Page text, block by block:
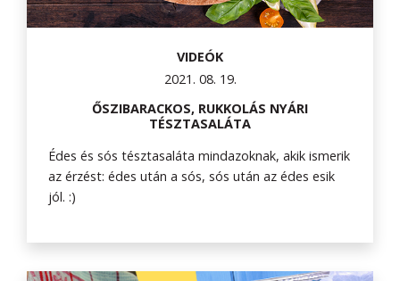
VIDEÓK
2021. 08. 19.
ŐSZIBARACKOS, RUKKOLÁS NYÁRI
TÉSZTASALÁTA
Édes és sós tésztasaláta mindazoknak, akik ismerik
az érzést: édes után a sós, sós után az édes esik
jól. :)